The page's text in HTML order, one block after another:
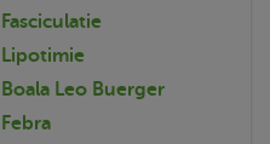
Fasciculatie
Lipotimie
Boala Leo Buerger
Febra